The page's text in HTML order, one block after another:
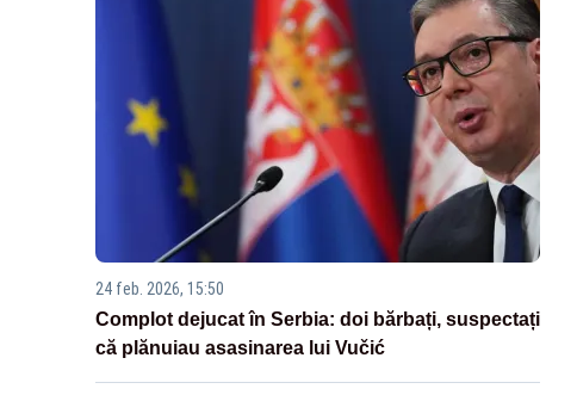
24 feb. 2026, 15:50
Complot dejucat în Serbia: doi bărbați, suspectați
că plănuiau asasinarea lui Vučić